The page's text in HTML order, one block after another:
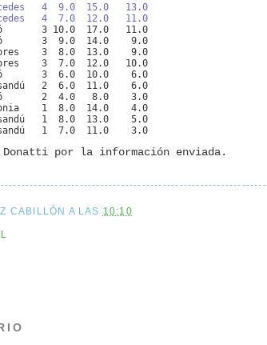
4  9.0  15.0   13.0
4  7.0  12.0   11.0
3 10.0  17.0   11.0
3  9.0  14.0    9.0
3  8.0  13.0    9.0
3  7.0  12.0   10.0
3  6.0  10.0    6.0
2  6.0  11.0    6.0
2  4.0   8.0    3.0
1  8.0  14.0    4.0
1  8.0  13.0    5.0
1  7.0  11.0    3.0
Donatti por la información enviada.
CABILLÓN A LAS 10:10